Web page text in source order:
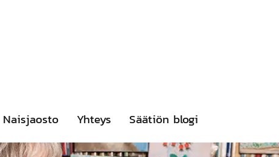
Naisjaosto Yhteys Säätiön blogi